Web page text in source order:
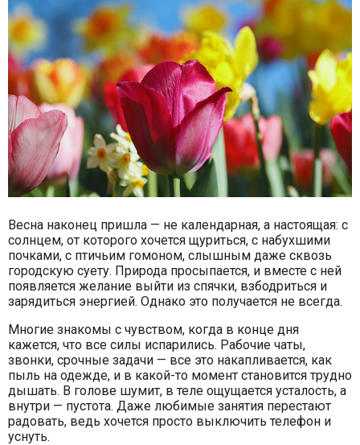
Весна наконец пришла — не календарная, а настоящая: с
солнцем, от которого хочется щуриться, с набухшими
почками, с птичьим гомоном, слышным даже сквозь
городскую суету. Природа просыпается, и вместе с ней
появляется желание выйти из спячки, взбодриться и
зарядиться энергией. Однако это получается не всегда.
Многие знакомы с чувством, когда в конце дня
кажется, что все силы испарились. Рабочие чаты,
звонки, срочные задачи — все это накапливается, как
пыль на одежде, и в какой-то момент становится трудно
дышать. В голове шумит, в теле ощущается усталость, а
внутри — пустота. Даже любимые занятия перестают
радовать, ведь хочется просто выключить телефон и
уснуть.